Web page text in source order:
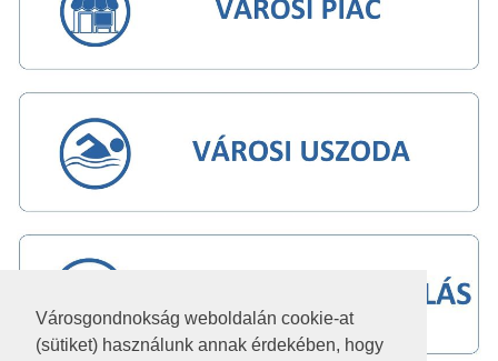
Városgondnokság weboldalán cookie-at
(sütiket) használunk annak érdekében, hogy